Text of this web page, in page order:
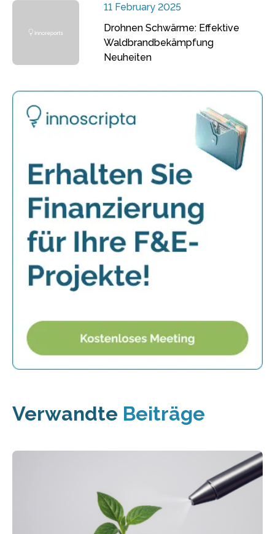
11 February 2025
Drohnen Schwärme: Effektive
Waldbrandbekämpfung
Neuheiten
Verwandte Beiträge